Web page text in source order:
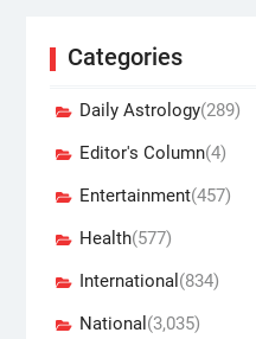
Categories
Daily Astrology(289)
Editor's Column(4)
Entertainment(457)
Health(577)
International (834)
National (3,035)